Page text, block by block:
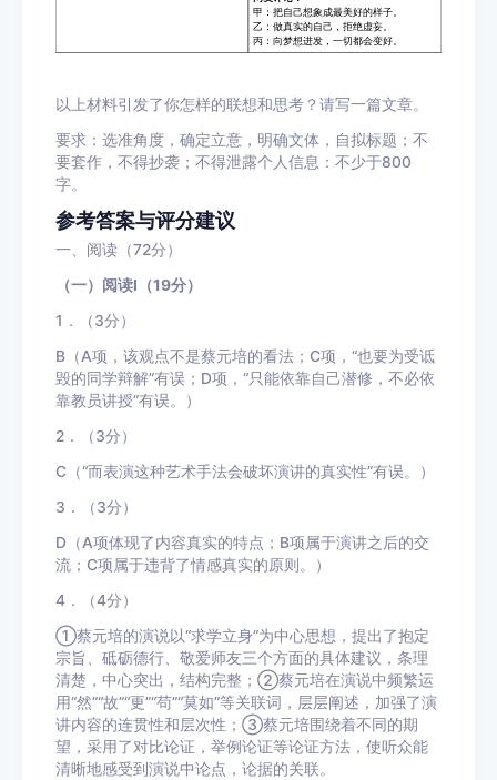
以上材料引发了你怎样的联想和思考？请写一篇文章。
要求：选准角度，确定立意，明确文体，自拟标题；不
要套作，不得抄袭；不得泄露个人信息：不少于800
字。
参考答案与评分建议
一、阅读（72分）
（一）阅读Ⅰ（19分）
1．（3分）
B（A项，该观点不是蔡元培的看法；C项，“也要为受诋
毁的同学辩解”有误；D项，“只能依靠自己潜修，不必依
靠教员讲授”有误。）
2．（3分）
C（“而表演这种艺术手法会破坏演讲的真实性”有误。）
3．（3分）
D（A项体现了内容真实的特点；B项属于演讲之后的交
流；C项属于违背了情感真实的原则。）
4．（4分）
①蔡元培的演说以“求学立身”为中心思想，提出了抱定
宗旨、砥砺德行、敬爱师友三个方面的具体建议，条理
清楚，中心突出，结构完整；②蔡元培在演说中频繁运
用“然”“故”“更”“苟”“莫如”等关联词，层层阐述，加强了演
讲内容的连贯性和层次性；③蔡元培围绕着不同的期
望，采用了对比论证，举例论证等论证方法，使听众能
清晰地感受到演说中论点，论据的关联。